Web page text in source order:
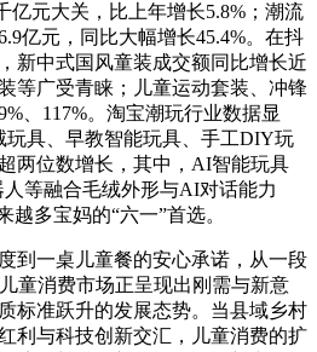
亿元大关，比上年增长5.8%；潮流
亿元，同比大幅增长45.4%。在抖
新中式国风童装成交额同比增长近
等广受青睐；儿童运动套装、冲锋
、117%。淘宝潮玩行业数据显
玩具、早教智能玩具、手工DIY玩
两位数增长，其中，AI智能玩具
等融合毛绒外形与AI对话能力
越多宝妈的“六一”首选。
一桌儿童餐的安心承诺，从一段
童消费市场正呈现出刚需与新意
标准跃升的发展态势。当县域乡村
利与科技创新交汇，儿童消费的扩